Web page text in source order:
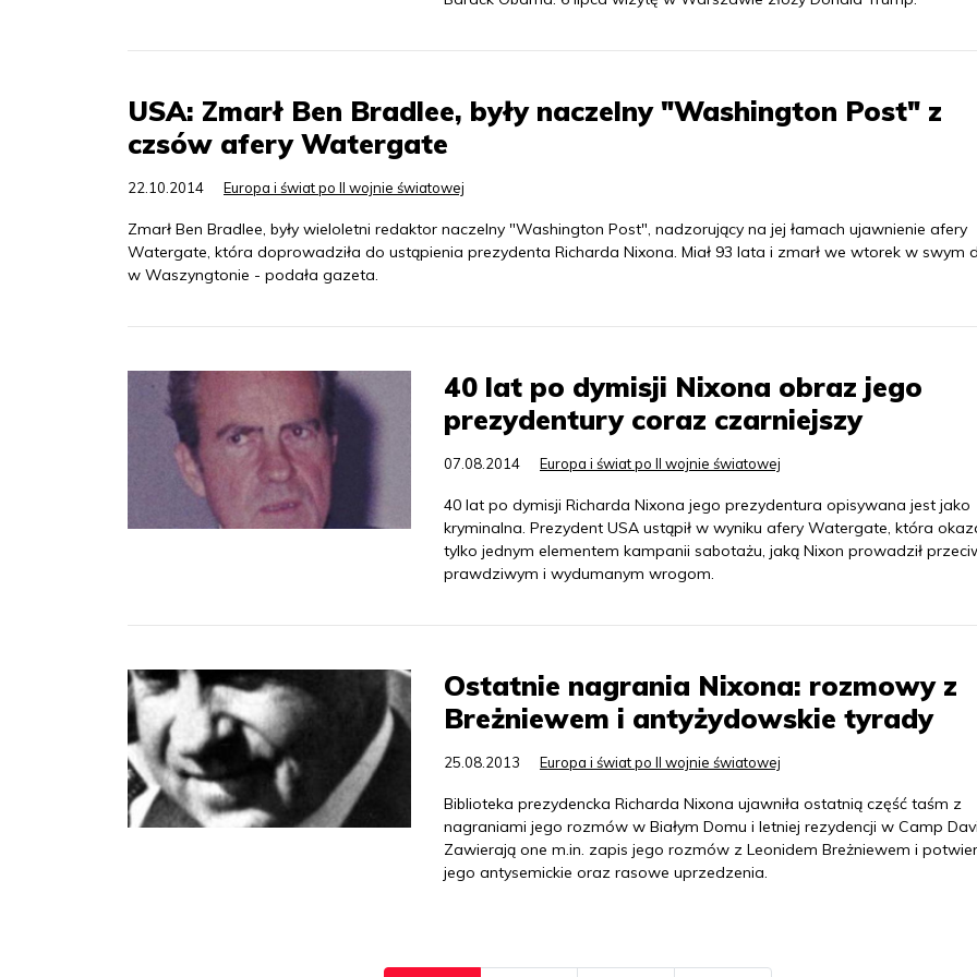
USA: Zmarł Ben Bradlee, były naczelny "Washington Post" z
czsów afery Watergate
22.10.2014 Europa i świat po II wojnie światowej
Zmarł Ben Bradlee, były wieloletni redaktor naczelny "Washington Post", nadzorujący na jej łamach ujawnienie afery
Watergate, która doprowadziła do ustąpienia prezydenta Richarda Nixona. Miał 93 lata i zmarł we wtorek w swym
w Waszyngtonie - podała gazeta.
40 lat po dymisji Nixona obraz jego
prezydentury coraz czarniejszy
07.08.2014 Europa i świat po II wojnie światowej
40 lat po dymisji Richarda Nixona jego prezydentura opisywana jest jako
kryminalna. Prezydent USA ustąpił w wyniku afery Watergate, która
tylko jednym elementem kampanii sabotażu, jaką Nixon prowadził
prawdziwym i wydumanym wrogom.
Ostatnie nagrania Nixona: rozmowy z
Breżniewem i antyżydowskie tyrady
25.08.2013 Europa i świat po II wojnie światowej
Biblioteka prezydencka Richarda Nixona ujawniła ostatnią część taśm z
nagraniami jego rozmów w Białym Domu i letniej rezydencji w Camp
Zawierają one m.in. zapis jego rozmów z Leonidem Breżniewem i
jego antysemickie oraz rasowe uprzedzenia.